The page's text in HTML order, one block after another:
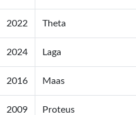
2022 Theta
2024 Laga
2016 Maas
2009 Proteus